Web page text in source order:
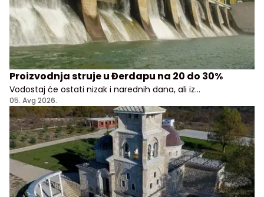
Proizvodnja struje u Đerdapu na 20 do 30%
Vodostaj će ostati nizak i narednih dana, ali iz
Elektroprivrede Srbije uveravaju da građani i privreda
nemaju razloga za brigu
05. Avg 2026.